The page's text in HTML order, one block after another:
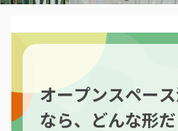
オープンスペー
なら、どんな形